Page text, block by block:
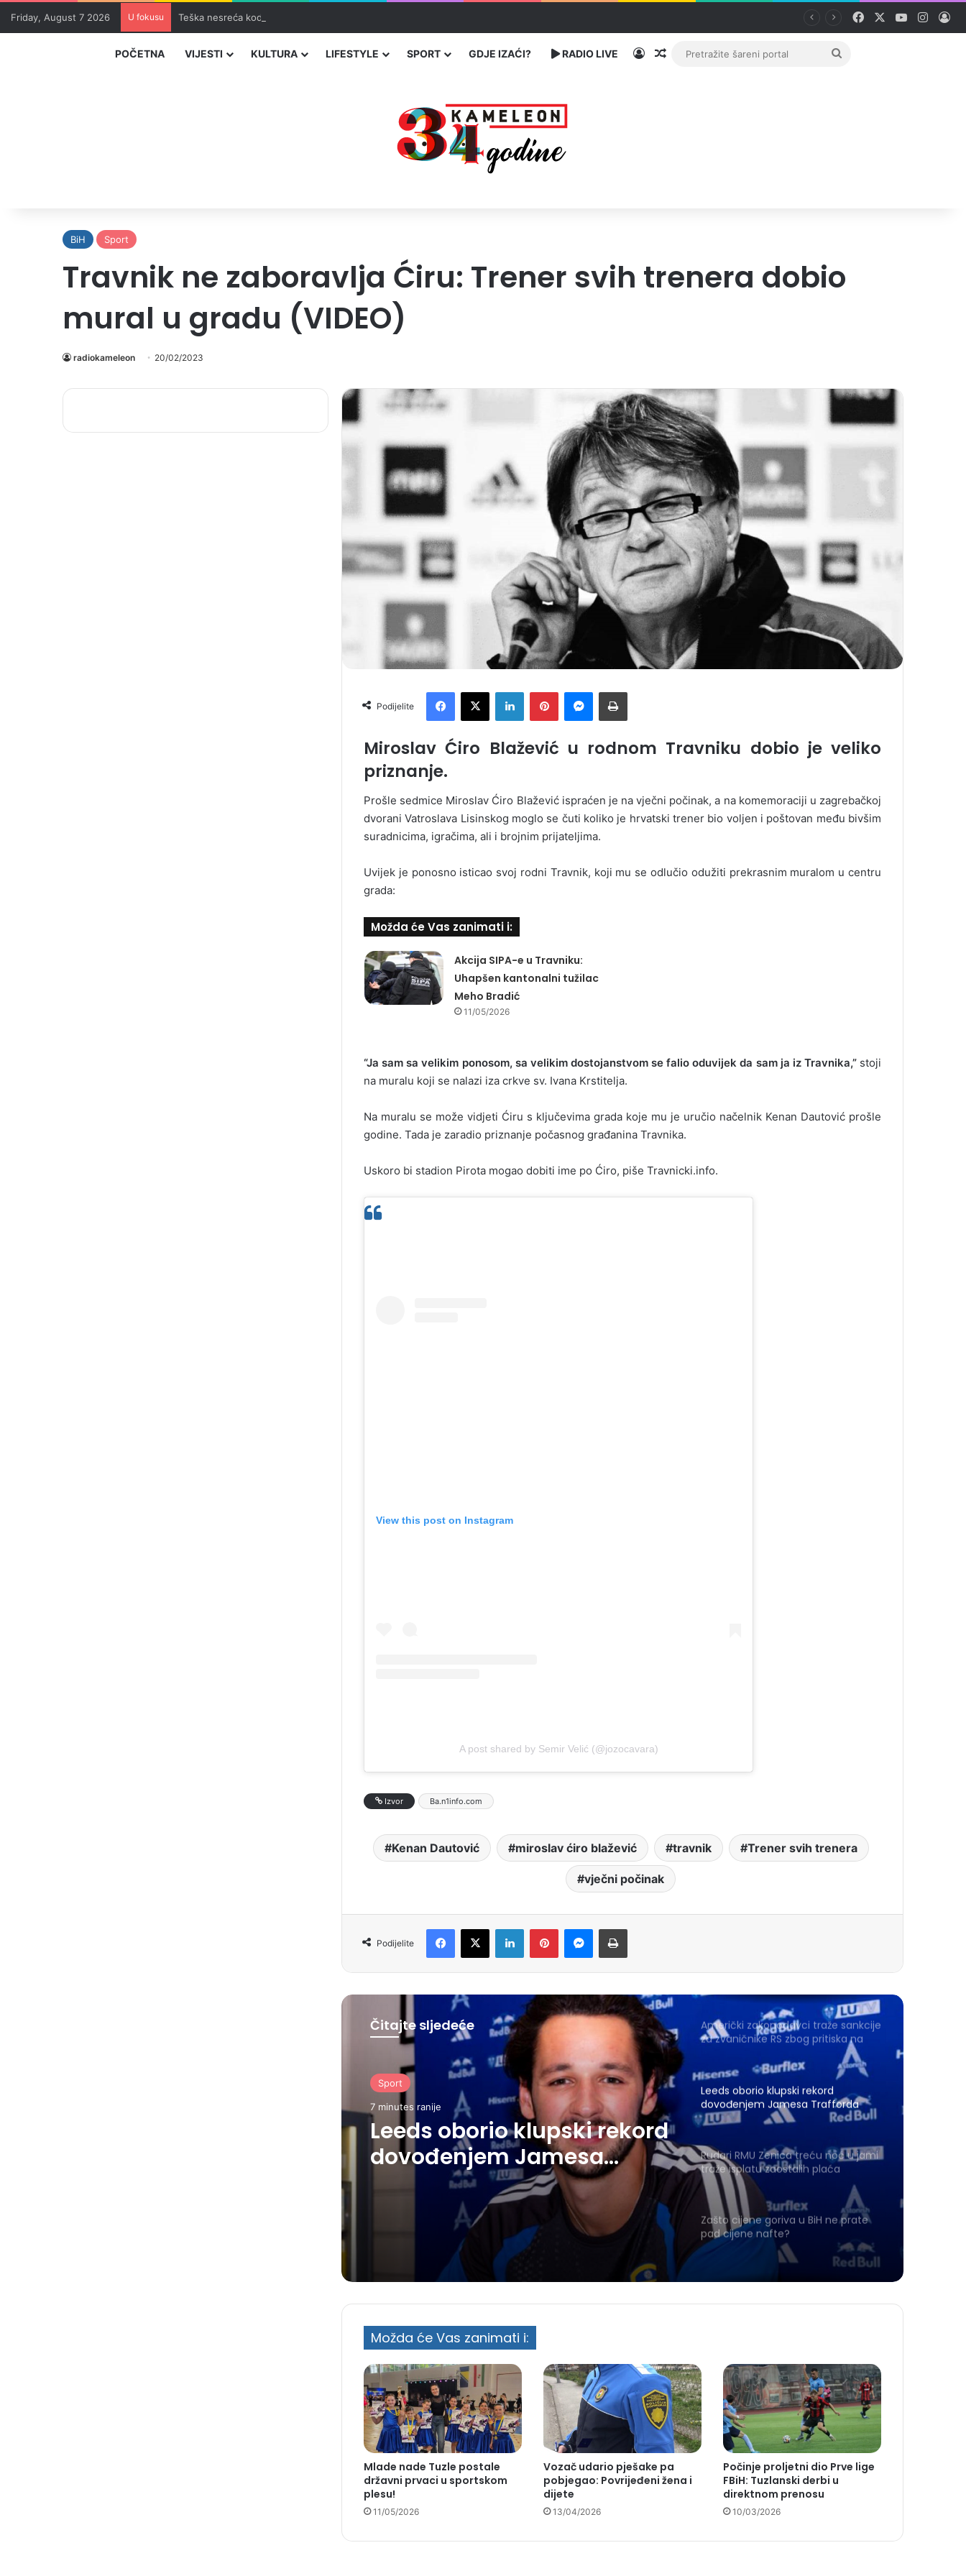
Friday, August 7 2026 U fokusu Teška nesreća kod Tomislavgrada: Četiri osobe teško povrijeđene Facebook YouTube
POČETNA VIJESTI KULTURA LIFESTYLE SPORT GDJE IZAĆI? RADIO LIVE PrijavaRandom članak
Pretražite
BiH Sport
Travnik ne zaboravlja Ćiru: Trener svih trenera dobio
mural u gradu (VIDEO)
radiokameleon 20/02/2023
Podijelite
Miroslav Ćiro Blažević u rodnom Travniku dobio je veliko
priznanje.
Prošle sedmice Miroslav Ćiro Blažević ispraćen je na vječni počinak, a na komemoraciji u zagrebačkoj
dvorani Vatroslava Lisinskog moglo se čuti koliko je hrvatski trener bio voljen i poštovan među bivšim
suradnicima, igračima, ali i brojnim prijateljima.
Uvijek je ponosno isticao svoj rodni Travnik, koji mu se odlučio odužiti prekrasnim muralom u centru
grada:
Možda će Vas zanimati i:
Akcija SIPA-e u Travniku:
Uhapšen kantonalni tužilac
Meho Bradić
11/05/2026
“Ja sam sa velikim ponosom, sa velikim dostojanstvom se falio oduvijek da sam ja iz Travnika,”stoji
na muralu koji se nalazi iza crkve sv. Ivana Krstitelja.
Na muralu se može vidjeti Ćiru s ključevima grada koje mu je uručio načelnik Kenan Dautović prošle
godine. Tada je zaradio priznanje počasnog građanina Travnika.
Uskoro bi stadion Pirota mogao dobiti ime po Ćiro, piše Travnicki.info.
View this post on Instagram
A post shared by Semir Velić (@jozocavara)
Izvor Ba.n1info.com
Kenan Dautović miroslav ćiro blažević travnik Trener svih trenera
vječni počinak
Podijelite
Čitajte sljedeće
Sport
7 minutes ranije
Leeds oborio klupski rekord
dovođenjem Jamesa
Trafforda
Američki zakonodavci traže sankcije
za zvaničnike RS zbog pritiska na
Memorijalni centar Srebrenica
Leeds oborio klupski rekord
dovođenjem Jamesa Trafforda
Rudari RMU Zenica treću noć u jami
traže isplatu zaostalih plaća
Zašto cijene goriva u BiH ne prate
pad cijene nafte?
Možda će Vas zanimati i:
Mlade nade Tuzle postale
državni prvaci u sportskom
plesu!
11/05/2026
Vozač udario pješake pa
pobjegao: Povrijeđeni žena i
dijete
13/04/2026
Počinje proljetni dio Prve lige
FBiH: Tuzlanski derbi u
direktnom prenosu
10/03/2026